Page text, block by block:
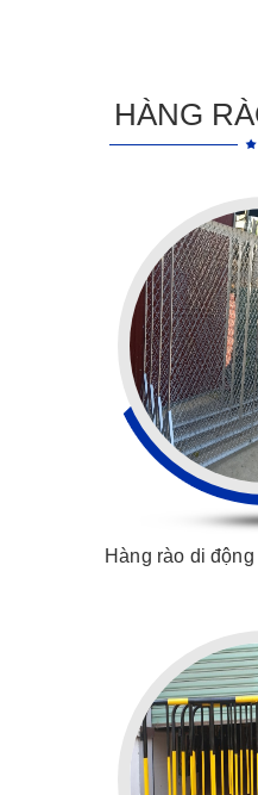
HÀNG
Hàng rào di